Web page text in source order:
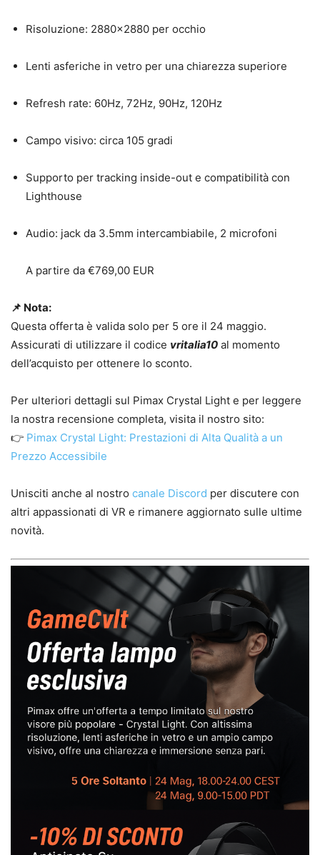
Risoluzione: 2880×2880 per occhio
Lenti asferiche in vetro per una chiarezza superiore
Refresh rate: 60Hz, 72Hz, 90Hz, 120Hz
Campo visivo: circa 105 gradi
Supporto per tracking inside-out e compatibilità con
Lighthouse
Audio: jack da 3.5mm intercambiabile, 2 microfoni
A partire da €769,00 EUR
📌 Nota:
Questa offerta è valida solo per 5 ore il 24 maggio.
Assicurati di utilizzare il codice vritalia10 al momento
dell’acquisto per ottenere lo sconto.
Per ulteriori dettagli sul Pimax Crystal Light e per leggere
la nostra recensione completa, visita il nostro sito:
👉 Pimax Crystal Light: Prestazioni di Alta Qualità a un
Prezzo Accessibile
Unisciti anche al nostro canale Discord per discutere con
altri appassionati di VR e rimanere aggiornato sulle ultime
novità.